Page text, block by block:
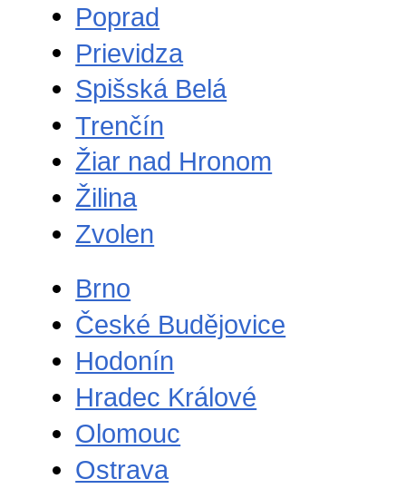
Poprad
Prievidza
Spišská Belá
Trenčín
Žiar nad Hronom
Žilina
Zvolen
Brno
České Budějovice
Hodonín
Hradec Králové
Olomouc
Ostrava